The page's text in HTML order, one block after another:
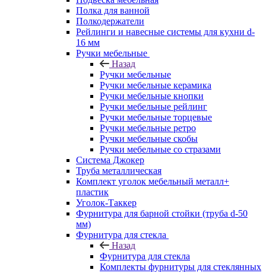
Полка для ванной
Полкодержатели
Рейлинги и навесные системы для кухни d-
16 мм
Ручки мебельные
Назад
Ручки мебельные
Ручки мебельные керамика
Ручки мебельные кнопки
Ручки мебельные рейлинг
Ручки мебельные торцевые
Ручки мебельные ретро
Ручки мебельные скобы
Ручки мебельные со стразами
Система Джокер
Труба металлическая
Комплект уголок мебельный металл+
пластик
Уголок-Таккер
Фурнитура для барной стойки (труба d-50
мм)
Фурнитура для стекла
Назад
Фурнитура для стекла
Комплекты фурнитуры для стеклянных